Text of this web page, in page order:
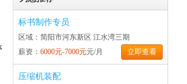
标书制作专员
区域：简阳市河东新区 江水湾三期
立即查看
薪资： 6000元-7000元元/月
压缩机装配